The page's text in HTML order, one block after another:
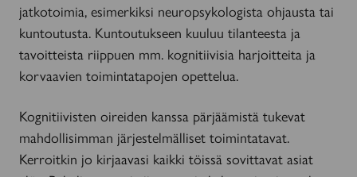
jatkotoimia, esimerkiksi neuropsykologista ohjausta tai
kuntoutusta. Kuntoutukseen kuuluu tilanteesta ja
tavoitteista riippuen mm. kognitiivisia harjoitteita ja
korvaavien toimintatapojen opettelua.
Kognitiivisten oireiden kanssa pärjäämistä tukevat
mahdollisimman järjestelmälliset toimintatavat.
Kerroitkin jo kirjaavasi kaikki töissä sovittavat asiat